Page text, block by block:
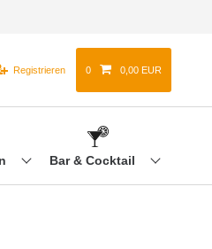
Registrieren 0 0,00 EUR
Bar & Cocktail